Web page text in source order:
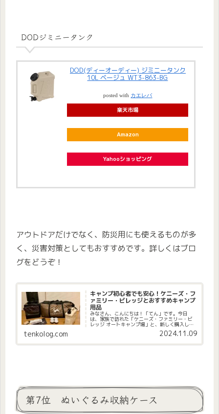
DODジミニータンク
DOD(ディーオーディー) ジミニータンク
10L ベージュ WT3-863-BG
posted with カエレバ
楽天市場
Amazon
Yahooショッピング
アウトドアだけでなく、防災用にも使えるものが多
く、災害対策としてもおすすめです。詳しくはブロ
グをどうぞ！
キャンプ初心者でも安心！ケニーズ・フ
ァミリー・ビレッジとおすすめキャンプ
用品
みなさん、こんにちは！「てん」です。今日
は、家族で訪れた「ケニーズ・ファミリー・ビ
レッジ オートキャンプ場」と、新しく購入した
キャンプ用品を紹介したいと思います。こんな
方におすすめ ファミリーキャンプに興味がある
tenkolog.com 2024.11.09
第7位 ぬいぐるみ収納ケース